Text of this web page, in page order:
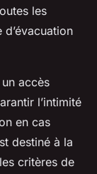
les
d’évacuation
accès
l’intimité
en cas
destiné à la
critères de